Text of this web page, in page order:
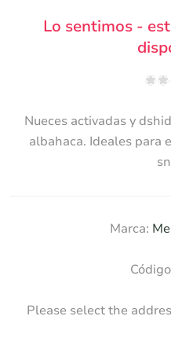
Lo sentimos -
Nueces activadas y
albahaca. Ideales para
Marca:
Please select the